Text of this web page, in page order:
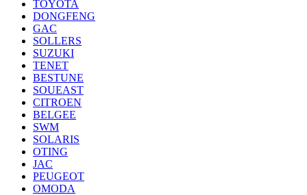
TOYOTA
DONGFENG
GAC
SOLLERS
SUZUKI
TENET
BESTUNE
SOUEAST
CITROEN
BELGEE
SWM
SOLARIS
OTING
JAC
PEUGEOT
OMODA